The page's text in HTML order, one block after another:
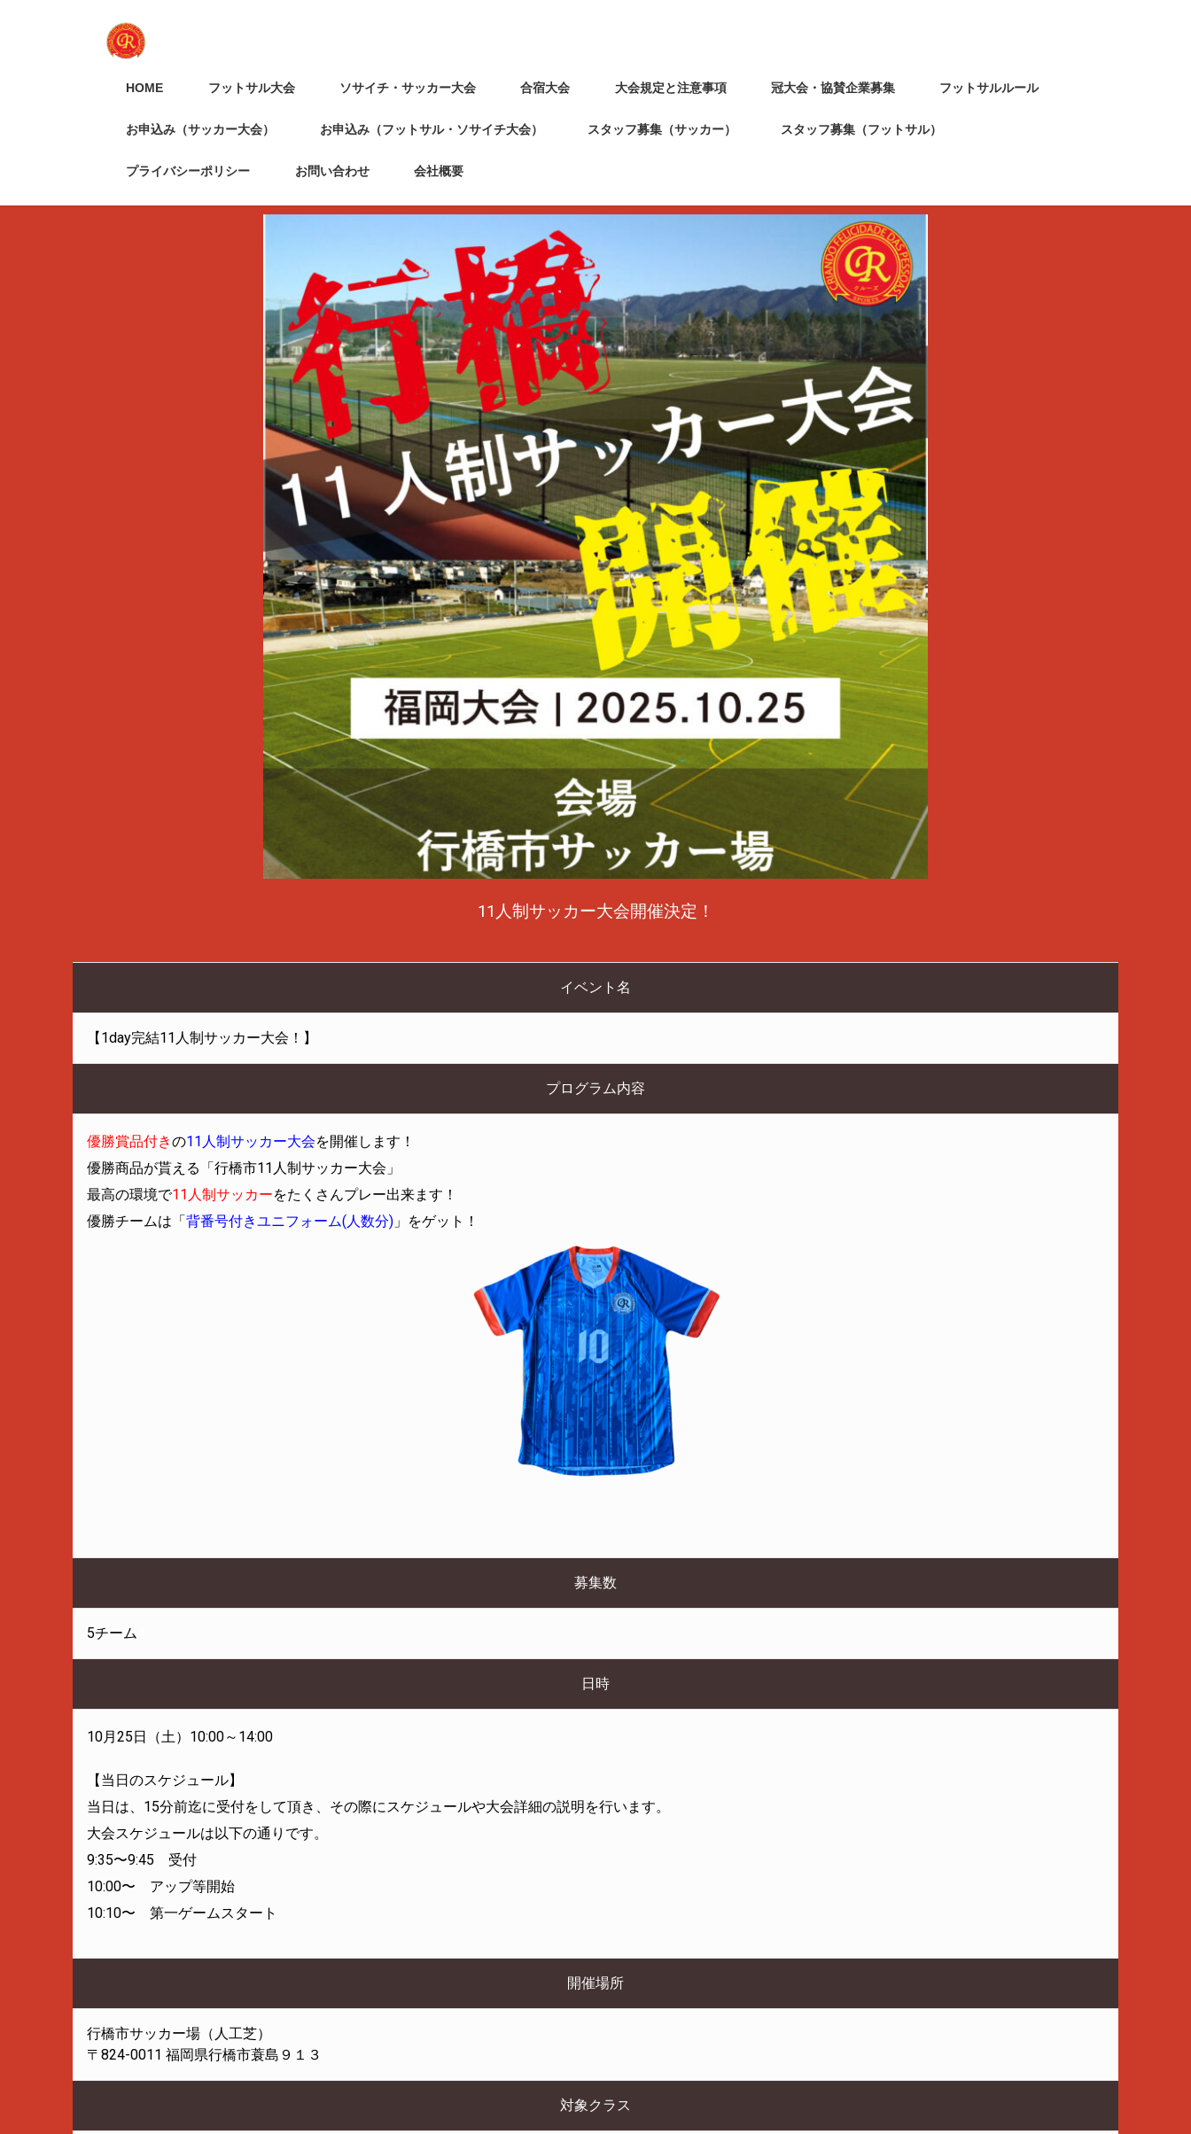
HOME フットサル大会 ソサイチ・サッカー大会 合宿大会 大会規定と注意事項 冠大会・協賛企業募集 フットサルルール
お申込み（サッカー大会） お申込み（フットサル・ソサイチ大会） スタッフ募集（サッカー） スタッフ募集（フットサル）
プライバシーポリシー お問い合わせ 会社概要
11人制サッカー大会開催決定！
イベント名
【1day完結11人制サッカー大会！】
プログラム内容
優勝賞品付きの11人制サッカー大会を開催します！
優勝商品が貰える「行橋市11人制サッカー大会」
最高の環境で11人制サッカーをたくさんプレー出来ます！
優勝チームは「 背番号付きユニフォーム(人数分) 」をゲット！
募集数
5チーム
日時
10月25日（土）10:00～14:00
【当日のスケジュール】
当日は、15分前迄に受付をして頂き、その際にスケジュールや大会詳細の説明を行います。
大会スケジュールは以下の通りです。
9:35〜9:45 受付
10:00〜 アップ等開始
10:10〜 第一ゲームスタート
開催場所
行橋市サッカー場（人工芝）
〒824-0011 福岡県行橋市蓑島９１３
対象クラス